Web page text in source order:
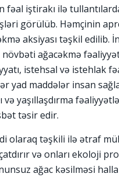
iştirakı ilə
görülüb. Həmçinin
aksiyası təşkil edilib.
ağacəkmə
istehsal və istehlak
yad maddələr insan
yaşıllaşdırma
təsir edir.
olaraq təşkili ilə ətraf
və onları ekoloji
ağac kəsilməsi